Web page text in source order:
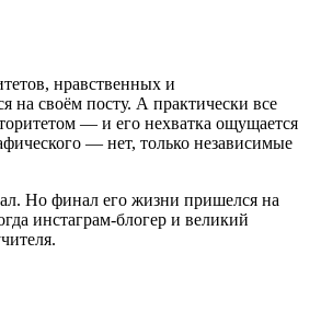
нравственных и
на своём посту. А практически все
— и его нехватка ощущается
— нет, только независимые
Но финал его жизни пришелся на
инстаграм-блогер и великий